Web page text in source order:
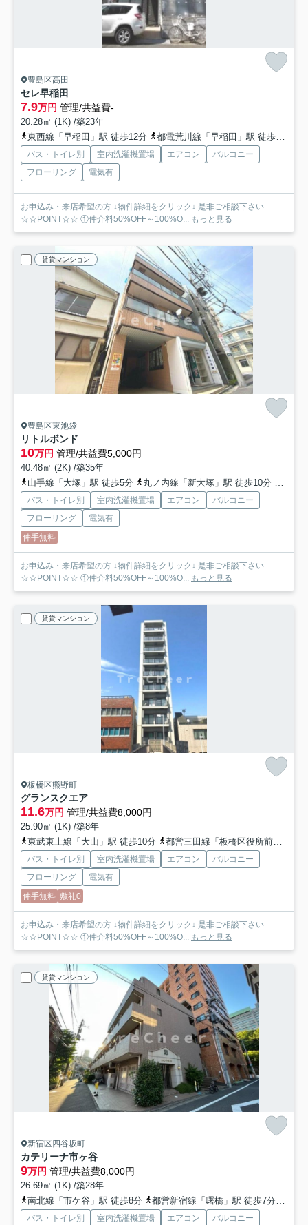
豊島区高田
セレ早稲田
7.9万円 管理/共益費-
20.28㎡ (1K) /築23年
東西線「早稲田」駅 徒歩12分
都電荒川線「早稲田」駅 徒歩3分
バス・トイレ別 室内洗濯機置場 エアコン
バルコニー
フローリング
電気有
お申込み・来店希望の方 ↓物件詳細をクリック↓ 是非ご相談下さい
☆☆POINT☆☆ ①仲介料50%OFF～100%O... もっと見る
賃貸マンション
豊島区東池袋
リトルボンド
10万円 管理/共益費5,000円
40.48㎡ (2K) /築35年
山手線「大塚」駅 徒歩5分
丸ノ内線「新大塚」駅 徒歩10分 有楽
バス・トイレ別 室内洗濯機置場 エアコン
バルコニー
フローリング
電気有
仲手無料
お申込み・来店希望の方 ↓物件詳細をクリック↓ 是非ご相談下さい
☆☆POINT☆☆ ①仲介料50%OFF～100%O... もっと見る
賃貸マンション
板橋区熊野町
グランスクエア
11.6万円 管理/共益費8,000円
25.90㎡ (1K) /築8年
東武東上線「大山」駅 徒歩10分
都営三田線「板橋区役所前」駅 徒歩18分
バス・トイレ別 室内洗濯機置場 エアコン
バルコニー
フローリング
電気有
仲手無料 敷礼0
お申込み・来店希望の方 ↓物件詳細をクリック↓ 是非ご相談下さい
☆☆POINT☆☆ ①仲介料50%OFF～100%O... もっと見る
賃貸マンション
新宿区四谷坂町
カテリーナ市ヶ谷
9万円 管理/共益費8,000円
26.69㎡ (1K) /築28年
南北線「市ケ谷」駅 徒歩8分
都営新宿線「曙橋」駅 徒歩7分
バス・トイレ別 室内洗濯機置場 エアコン
バルコニー